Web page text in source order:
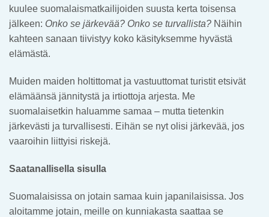
kuulee suomalaismatkailijoiden suusta kerta toisensa
jälkeen: Onko se järkevää? Onko se turvallista? Näihin
kahteen sanaan tiivistyy koko käsityksemme hyvästä
elämästä.
Muiden maiden holtittomat ja vastuuttomat turistit etsivät
elämäänsä jännitystä ja irtiottoja arjesta. Me
suomalaisetkin haluamme samaa – mutta tietenkin
järkevästi ja turvallisesti. Eihän se nyt olisi järkevää, jos
vaaroihin liittyisi riskejä.
Saatanallisella sisulla
Suomalaisissa on jotain samaa kuin japanilaisissa. Jos
aloitamme jotain, meille on kunniakasta saattaa se